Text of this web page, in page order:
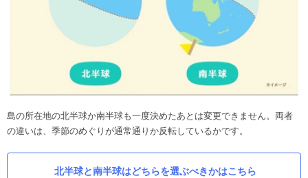
島の所在地の北半球か南半球も一度決めたあとは変更できません。両者
の違いは、季節のめぐりが通常通りか反転しているかです。
北半球と南半球はどちらを選ぶべきかはこちら